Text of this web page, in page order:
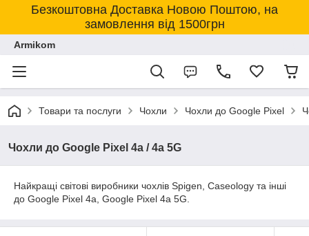
Безкоштовна Доставка Новою Поштою, на
замовлення від 1500грн
Armikom
Товари та послуги Чохли Чохли до Google Pixel
Чохли до Google Pixel 4a / 4a 5G
Найкращі світові виробники чохлів Spigen, Caseology та інші
до Google Pixel 4a, Google Pixel 4a 5G.